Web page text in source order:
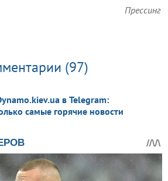
Прессинг
(97)
в Telegram:
самые горячие новости